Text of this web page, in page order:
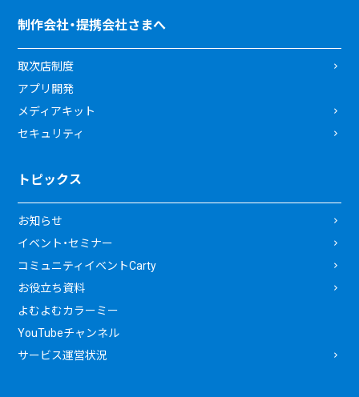
制作会社・提携会社さまへ
取次店制度
アプリ開発
メディアキット
セキュリティ
トピックス
お知らせ
イベント・セミナー
コミュニティイベントCarty
お役立ち資料
よむよむカラーミー
YouTubeチャンネル
サービス運営状況